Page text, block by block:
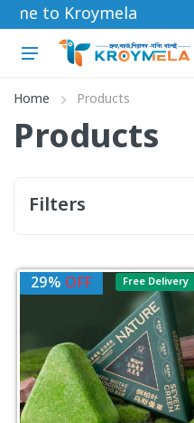
to Kroymela
Home Products
Products
Filters
Free Delivery
29% OFF